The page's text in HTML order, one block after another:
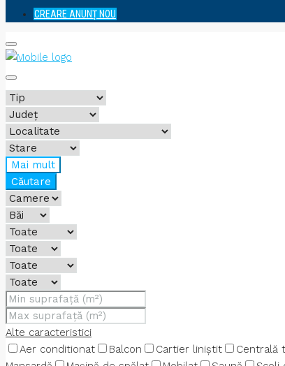
CREARE ANUNȚ NOU
Mai mult
Căutare
Alte caracteristici
Aer conditionat
Balcon Cartier liniștit Centrală